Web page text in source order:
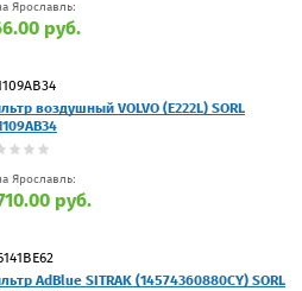
Ярославль:
руб.
воздушный VOLVO (E222L) SORL
Ярославль:
руб.
AdBlue SITRAK (14574360880CY) SORL